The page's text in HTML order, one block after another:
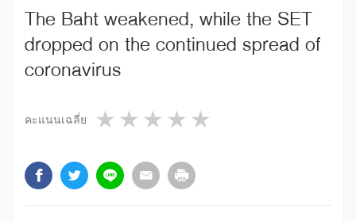
The Baht weakened, while the SET
dropped on the continued spread of
coronavirus
คะแนนเฉลี่ย 4 stars
3 stars
2 stars
1 star